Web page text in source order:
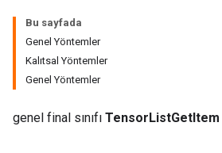
Bu sayfada
Genel Yöntemler
Kalıtsal Yöntemler
Genel Yöntemler
genel final sınıfı TensorListGetItem